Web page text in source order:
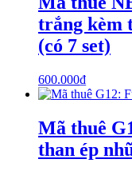
trắng kèm
(có 7 set)
600.000₫
Mã thuê
than ép